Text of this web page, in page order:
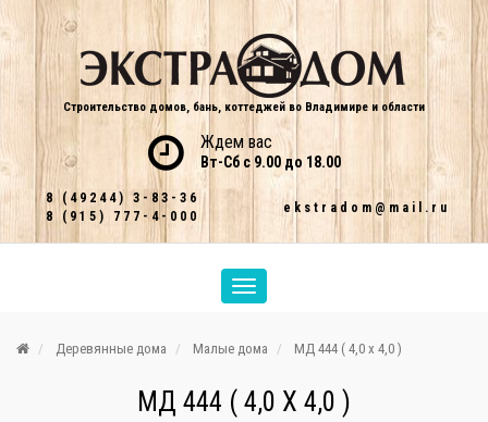
Строительство домов, бань, коттеджей во Владимире и области
Ждем вас
Вт-Сб с 9.00 до 18.00
8 (49244) 3-83-36
8 (915) 777-4-000
ekstradom@mail.ru
Деревянные дома Малые дома МД 444 ( 4,0 х 4,0 )
МД 444 ( 4,0 Х 4,0 )